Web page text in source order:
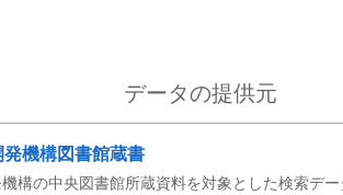
データの提供元
機構図書館蔵書
構の中央図書館所蔵資料を対象とした検索デ